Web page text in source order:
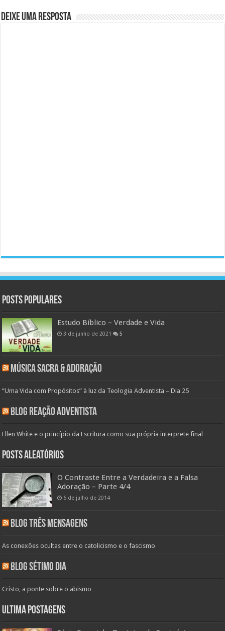
Deixe uma resposta
Posts populares
Estudo Bíblico – Verdade e Vida
3 de junho de 2021 5
Música Sacra & Adoração
“Uma Vida com Propósitos” à luz da Teologia Adventista – Dia 25
Blog Reação Adventista
Ellen White e o princípio da Escritura como sua própria interprete final
Posts aleatórios
O Contraste Entre a Verdadeira e a Falsa
Adoração – Parte 4/4
6 de julho de 2014
Blog Três Mensagens
As conexões ocultas entre o catolicismo e o fascismo
Blog Sétimo Dia
Cristo, a ponte sobre o abismo
Ultima Postagens